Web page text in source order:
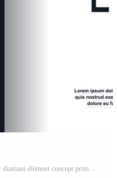
réel biens logo conception avec diamant élément concept prime vecteur Vecteur Pro et SVG Pro